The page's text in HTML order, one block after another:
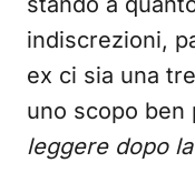
indiscrezioni,
ex ci sia una
uno scopo ben
leggere dopo